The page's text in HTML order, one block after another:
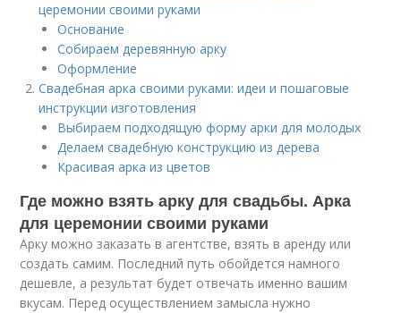
церемонии своими руками
Основание
Собираем деревянную арку
Оформление
Свадебная арка своими руками: идеи и пошаговые
инструкции изготовления
Выбираем подходящую форму арки для молодых
Делаем свадебную конструкцию из дерева
Красивая арка из цветов
Где можно взять арку для свадьбы. Арка
для церемонии своими руками
Арку можно заказать в агентстве, взять в аренду или
создать самим. Последний путь обойдется намного
дешевле, а результат будет отвечать именно вашим
вкусам. Перед осуществлением замысла нужно